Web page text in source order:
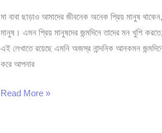
মা বাবা ছাড়াও আমাদের জীবনেক অনেক প্রিয় মানুষ
মানুষ। এমন প্রিয় মানুষদের জন্মদিনে তাদের মন খুশি
এই লেখাতে রয়েছে এমনি অজস্র নান্দনিক আনকমন
করে আপনার
জন্মদিনের
Read More »